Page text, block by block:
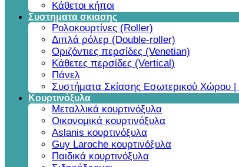
Κάθετοι κήποι
Συστηματα σκιασης
Ρολοκουρτίνες (Roller)
Διπλά ρόλερ (Double-roller)
Οριζόντιες περσίδες (Venetian)
Κάθετες περσίδες (Vertical)
Πάνελ
Συστήματα Σκίασης Εσωτερικού Χώρου
Κουρτινόξυλα
Μεταλλικά κουρτινόξυλα
Οικονομικά κουρτινόξυλα
Aslanis κουρτινόξυλα
Guy Laroche κουρτινόξυλα
Παιδικά κουρτινόξυλα